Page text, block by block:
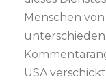
Menschen
USA